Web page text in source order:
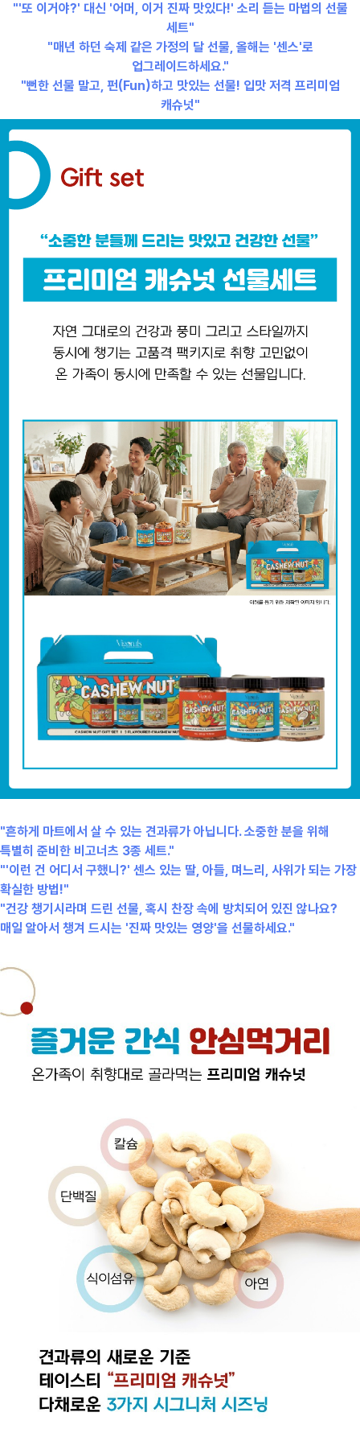
"'또 이거야?' 대신 '어머, 이거 진짜 맛있다!' 소리 듣는 마법의 선물
세트"
"매년 하던 숙제 같은 가정의 달 선물, 올해는 '센스'로
업그레이드하세요."
"뻔한 선물 말고, 펀(Fun)하고 맛있는 선물! 입맛 저격 프리미엄
캐슈넛"
"흔하게 마트에서 살 수 있는 견과류가 아닙니다. 소중한 분을 위해
특별히 준비한 비고너츠 3종 세트."
"'이런 건 어디서 구했니?' 센스 있는 딸, 아들, 며느리, 사위가 되는 가장
확실한 방법!"
"건강 챙기시라며 드린 선물, 혹시 찬장 속에 방치되어 있진 않나요?
매일 알아서 챙겨 드시는 '진짜 맛있는 영양'을 선물하세요."